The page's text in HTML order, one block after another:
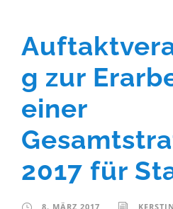
g zur
einer
2017 für
8. MÄRZ 2017